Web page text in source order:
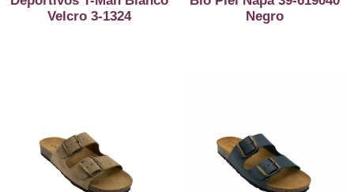
Velcro 3-1324
Negro